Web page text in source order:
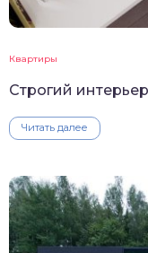
Квартиры
Строгий
Читать далее